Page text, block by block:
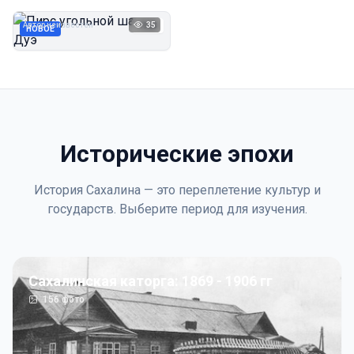
НОВОЕ 1923
Автор неизвестен 35
Исторические эпохи
История Сахалина — это переплетение культур и
государств. Выберите период для изучения.
Сахалинская каторга: 1869 - 1906 гг
156фото